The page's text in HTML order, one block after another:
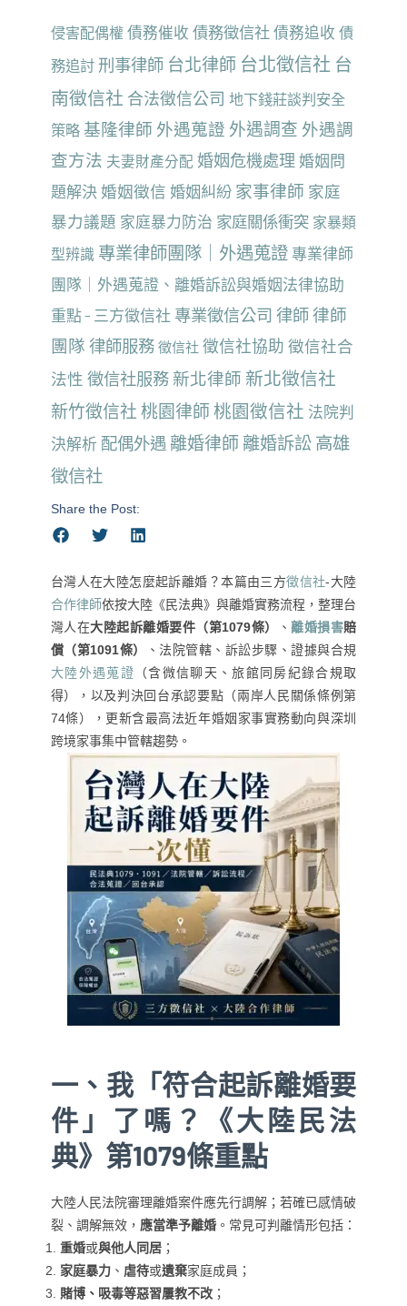
侵害配偶權 債務催收 債務徵信社 債務追收 債
務追討 刑事律師 台北律師 台北徵信社 台
南徵信社 合法徵信公司 地下錢莊談判安全
策略 基隆律師 外遇蒐證 外遇調查 外遇調
查方法 夫妻財產分配 婚姻危機處理 婚姻問
題解決 婚姻徵信 婚姻糾紛 家事律師 家庭
暴力議題 家庭暴力防治 家庭關係衝突 家暴類
型辨識 專業律師團隊｜外遇蒐證 專業律師
團隊｜外遇蒐證、離婚訴訟與婚姻法律協助
重點 - 三方徵信社 專業徵信公司 律師律師
團隊 律師服務 徵信社 徵信社協助 徵信社合
法性 徵信社服務 新北律師 新北徵信社
新竹徵信社 桃園律師 桃園徵信社 法院判
決解析 配偶外遇 離婚律師 離婚訴訟 高雄
徵信社
Share the Post:
台灣人在大陸怎麼起訴離婚？本篇由三方徵信社-大陸
合作律師依按大陸《民法典》與離婚實務流程，整理台
灣人在大陸起訴離婚要件（第1079條） 、離婚損害賠
償（第1091條）
、法院管轄、訴訟步驟、證據與合規
大陸外遇蒐證 （含微信聊天、旅館同房紀錄合規取
得），以及判決回台承認要點（兩岸人民關係條例第
74條），更新含最高法近年婚姻家事實務動向與深圳
跨境家事集中管轄趨勢。
一、我「符合起訴離婚要
件」了嗎？《大陸民法
典》第1079條重點
大陸人民法院審理離婚案件應先行調解；若確已感情破
裂、調解無效， 應當準予離婚。常見可判離情形包括：
重婚或與他人同居；
家庭暴力、 虐待或遺棄家庭成員；
賭博、吸毒等惡習屢教不改；